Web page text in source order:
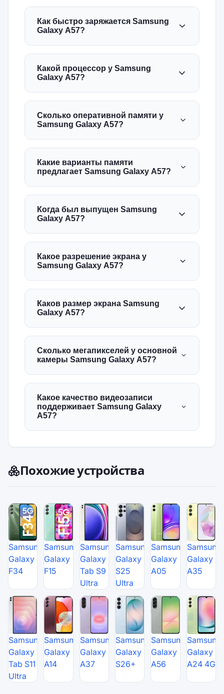
Как быстро заряжается Samsung
Galaxy A57?
Какой процессор у Samsung
Galaxy A57?
Сколько оперативной памяти у
Samsung Galaxy A57?
Какие варианты памяти
предлагает Samsung Galaxy A57?
Когда был выпущен Samsung
Galaxy A57?
Какое разрешение экрана у
Samsung Galaxy A57?
Каков размер экрана Samsung
Galaxy A57?
Сколько мегапикселей у основной
камеры Samsung Galaxy A57?
Какое качество видеозаписи
поддерживает Samsung Galaxy
A57?
Похожие устройства
Samsung
Galaxy
F34
Samsung
Galaxy
F15
Samsung
Galaxy
Tab S9
Ultra
Samsung
Galaxy
S25
Ultra
Samsung
Galaxy
A05
Samsung
Galaxy
A35
Samsung
Galaxy
Tab S11
Ultra
Samsung
Galaxy
A14
Samsung
Galaxy
A37
Samsung
Galaxy
S26+
Samsung
Galaxy
A56
Samsung
Galaxy
A24 4G